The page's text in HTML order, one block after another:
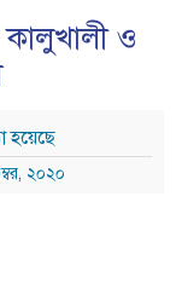
ও
হয়েছে
২০২০